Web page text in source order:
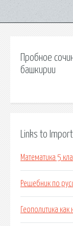
Пробное
башкирии
Links to
Математика 5
Решебник по
Геополитика